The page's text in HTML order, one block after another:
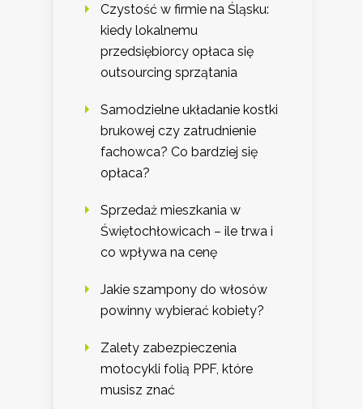
Czystość w firmie na Śląsku:
kiedy lokalnemu
przedsiębiorcy opłaca się
outsourcing sprzątania
Samodzielne układanie kostki
brukowej czy zatrudnienie
fachowca? Co bardziej się
opłaca?
Sprzedaż mieszkania w
Świętochłowicach – ile trwa i
co wpływa na cenę
Jakie szampony do włosów
powinny wybierać kobiety?
Zalety zabezpieczenia
motocykli folią PPF, które
musisz znać